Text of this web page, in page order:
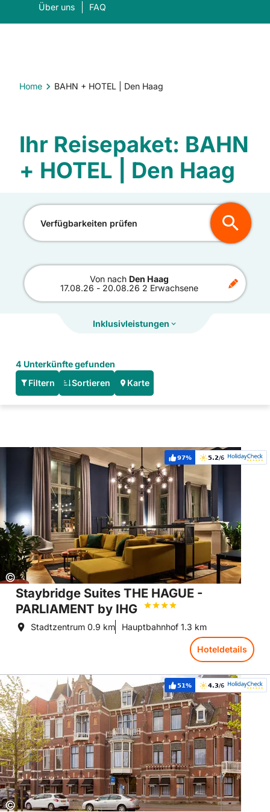
Über uns FAQ
Home BAHN + HOTEL | Den Haag
Ihr Reisepaket: BAHN
+ HOTEL | Den Haag
Verfügbarkeiten prüfen
Von nach Den Haag
17.08.26 - 20.08.26 2 Erwachsene
Inklusivleistungen
4 Unterkünfte gefunden
Filtern
Sortieren Karte
Copyright:
©
Weiterempfehlung:
97% Bewertung:
5.2/6
Staybridge Suites THE HAGUE -
PARLIAMENT by IHG
Stadtzentrum 0.9 km Hauptbahnhof 1.3 km
Hoteldetails
Hoteldetails: Staybridge Suites THE HAGUE - PARLIAMENT by
Copyright:
©
Weiterempfehlung:
51% Bewertung:
4.3/6
Hoteldetails: Best Western Hotel Den Haag